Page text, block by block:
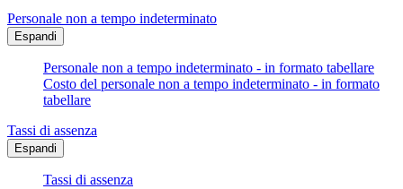
Personale non a tempo indeterminato
Espandi
Personale non a tempo indeterminato - in formato tabellare
Costo del personale non a tempo indeterminato - in formato
tabellare
Tassi di assenza
Espandi
Tassi di assenza